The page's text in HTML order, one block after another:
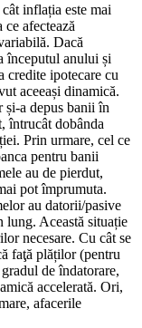
inflația este mai
ce afectează
Dacă
începutul anului și
credite ipotecare cu
aceeași dinamică.
și-a depus banii în
întrucât dobânda
Prin urmare, cel ce
pentru banii
au de pierdut,
pot împrumuta.
au datorii/pasive
lung. Această situație
necesare. Cu cât se
faţă plăților (pentru
de îndatorare,
accelerată. Ori,
afacerile